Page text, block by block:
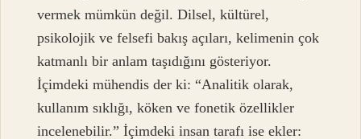
vermek mümkün değil. Dilsel, kültürel,
psikolojik ve felsefi bakış açıları, kelimenin çok
katmanlı bir anlam taşıdığını gösteriyor.
İçimdeki mühendis der ki: “Analitik olarak,
kullanım sıklığı, köken ve fonetik özellikler
incelenebilir.” İçimdeki insan tarafı ise ekler: